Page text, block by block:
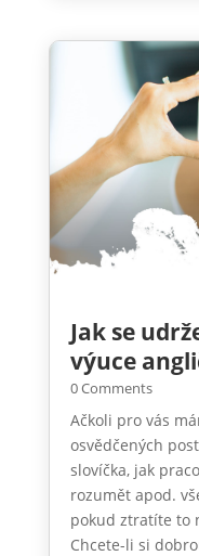
Jak se
výuce
0 Comments
Ačkoli pro vás
osvědčených
slovíčka, jak
rozumět apod.
pokud ztratíte to
Chcete-li si